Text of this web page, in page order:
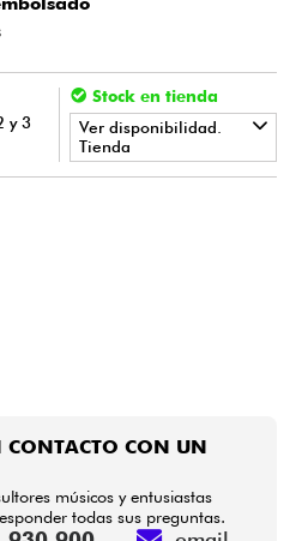
y 3
Stock en tienda
Ver disponibilidad.
Tienda
CONTACTO CON UN
músicos y entusiastas
todas sus preguntas.